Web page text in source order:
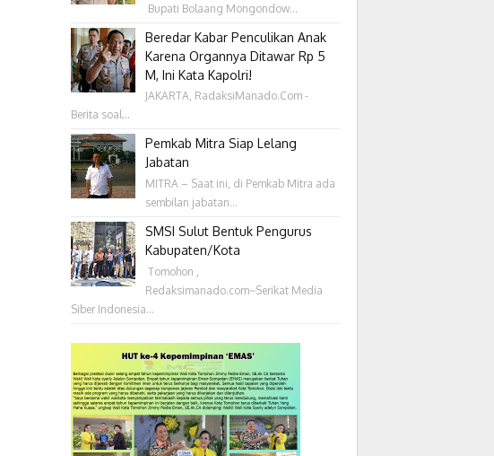
Bupati Bolaang Mongondow...
Beredar Kabar Penculikan Anak
Karena Organnya Ditawar Rp 5
M, Ini Kata Kapolri!
JAKARTA, RadaksiManado.Com -
Berita soal...
Pemkab Mitra Siap Lelang
Jabatan
MITRA – Saat ini, di Pemkab Mitra ada
sembilan jabatan...
SMSI Sulut Bentuk Pengurus
Kabupaten/Kota
‎ Tomohon ,
Redaksimanado.com~Serikat Media
Siber Indonesia...